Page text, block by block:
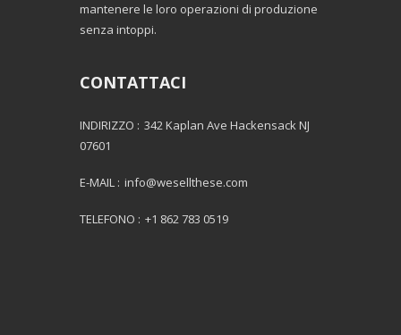
mantenere le loro operazioni di produzione
senza intoppi.
CONTATTACI
INDIRIZZO : 342 Kaplan Ave Hackensack NJ
07601
E-MAIL : info@wesellthese.com
TELEFONO : +1 862 783 0519